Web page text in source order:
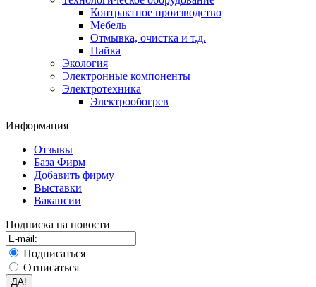
Контрактное производство
Мебель
Отмывка, очистка и т.д.
Пайка
Экология
Электронные компоненты
Электротехника
Электрообогрев
Информация
Отзывы
База Фирм
Добавить фирму
Выставки
Вакансии
Подписка на новости
Подписаться
Отписаться